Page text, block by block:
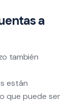
a
también
están
que puede ser